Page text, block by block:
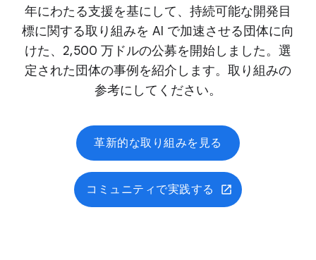
年にわたる支援を基にして、持続可能な開発目
標に関する取り組みを AI で加速させる団体に向
けた、2,500 万ドルの公募を開始しました。選
定された団体の事例を紹介します。取り組みの
参考にしてください。
革新的な取り組みを見る
コミュニティで実践する